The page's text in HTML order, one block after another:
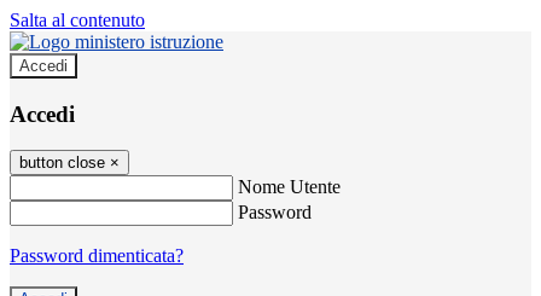
Salta al contenuto
Accedi
Accedi
button close ×
Nome Utente
Password
Password dimenticata?